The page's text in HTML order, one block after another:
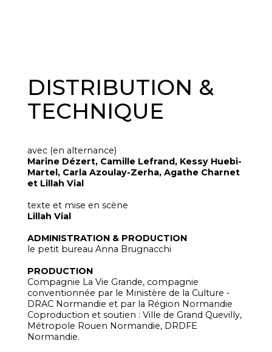
DISTRIBUTION &
TECHNIQUE
avec (en alternance)
Marine Dézert, Camille Lefrand, Kessy Huebi-
Martel, Carla Azoulay-Zerha, Agathe Charnet
et Lillah Vial
texte et mise en scène
Lillah Vial
ADMINISTRATION & PRODUCTION
le petit bureau Anna Brugnacchi
PRODUCTION
Compagnie La Vie Grande, compagnie
conventionnée par le Ministère de la Culture -
DRAC Normandie et par la Région Normandie
Coproduction et soutien : Ville de Grand Quevilly,
Métropole Rouen Normandie, DRDFE
Normandie.